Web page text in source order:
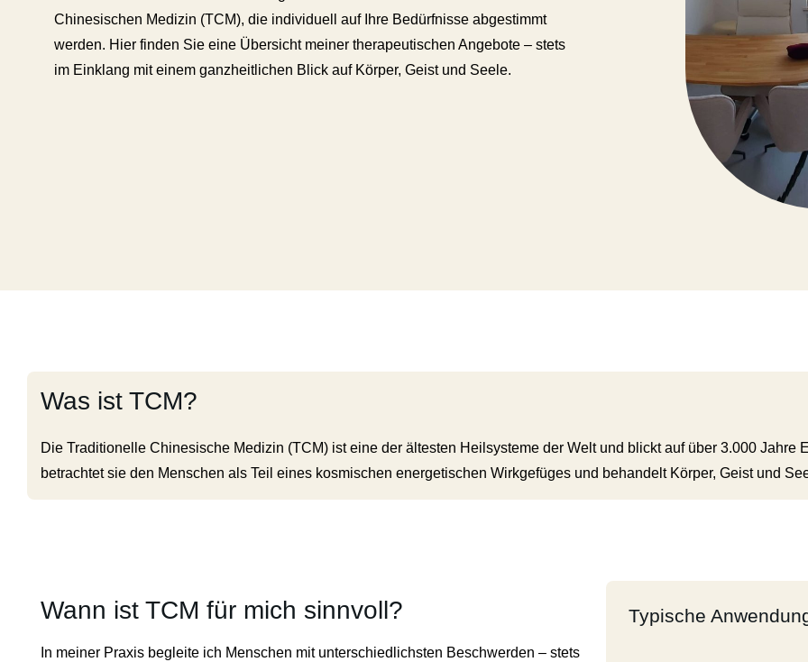
Chinesischen Medizin (TCM), die individuell auf Ihre Bedürfnisse abgestimmt
werden. Hier finden Sie eine Übersicht meiner therapeutischen Angebote – stets
im Einklang mit einem ganzheitlichen Blick auf Körper, Geist und Seele.
Was ist TCM?
Die Traditionelle Chinesische Medizin (TCM) ist eine der ältesten Heilsysteme der Welt und blickt auf über 3.000 Jahre
betrachtet sie den Menschen als Teil eines kosmischen energetischen Wirkgefüges und behandelt Körper, Geist und
Wann ist TCM für mich sinnvoll?
In meiner Praxis begleite ich Menschen mit unterschiedlichsten Beschwerden – stets
Typische